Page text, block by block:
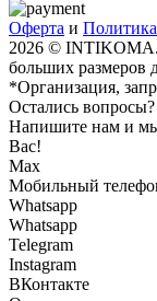
Оферта и
2026 ©
больших размеров
*Организация,
Остались вопросы?
Напишите нам и
Вас!
Max
Мобильный
Whatsapp
Whatsapp
Telegram
Instagram
ВКонтакте